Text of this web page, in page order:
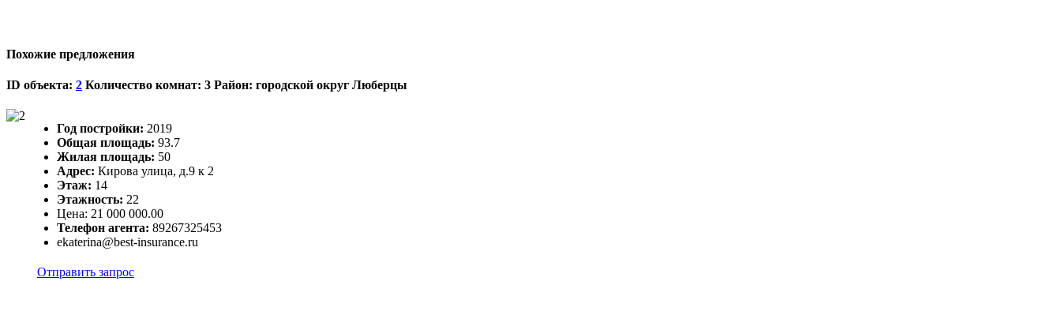
Похожие предложения
ID объекта: 2 Количество комнат: 3 Район: городской округ Люберцы
Год постройки: 2019
Общая площадь: 93.7
Жилая площадь: 50
Адрес: Кирова улица, д.9 к 2
Этаж: 14
Этажность: 22
Цена: 21 000 000.00
Телефон агента: 89267325453
ekaterina@best-insurance.ru
Отправить запрос